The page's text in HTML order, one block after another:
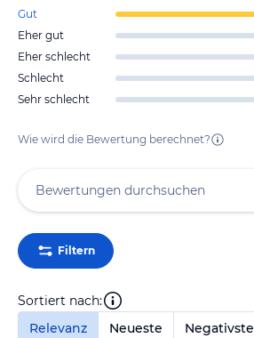
Gut
Eher gut
Eher schlecht
Schlecht
Sehr schlecht
Wie wird die Bewertung berechnet?
Filtern
Sortiert nach:
Relevanz
Neueste Negativste